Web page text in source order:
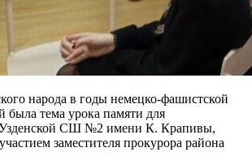
народа в годы немецко-фашистской
была тема урока памяти для
Узденской СШ №2 имени К. Крапивы,
заместителя прокурора района